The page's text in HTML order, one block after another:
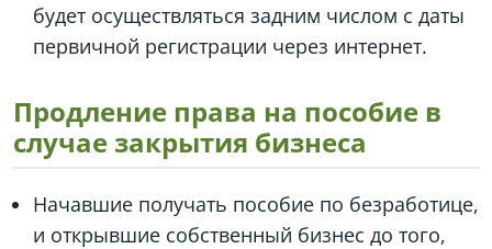
будет осуществляться задним числом с даты
первичной регистрации через интернет.
Продление права на пособие в
случае закрытия бизнеса
Начавшие получать пособие по безработице,
и открывшие собственный бизнес до того,